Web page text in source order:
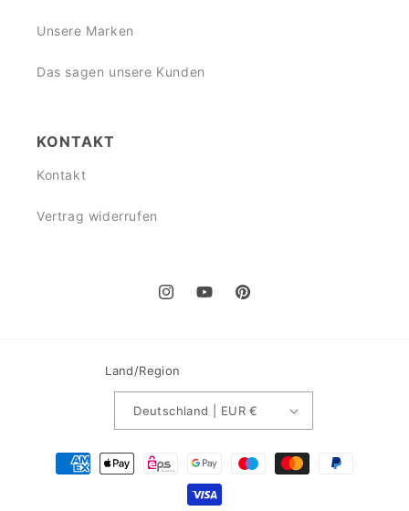
Unsere Marken
Das sagen unsere Kunden
KONTAKT
Kontakt
Vertrag widerrufen
InstagramYouTubePinterest
Land/Region
Deutschland | EUR €
Zahlungsmethoden